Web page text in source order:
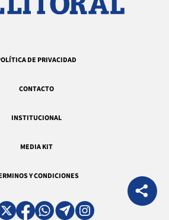
DE PRIVACIDAD
CONTACTO
INSTITUCIONAL
MEDIA KIT
Y CONDICIONES